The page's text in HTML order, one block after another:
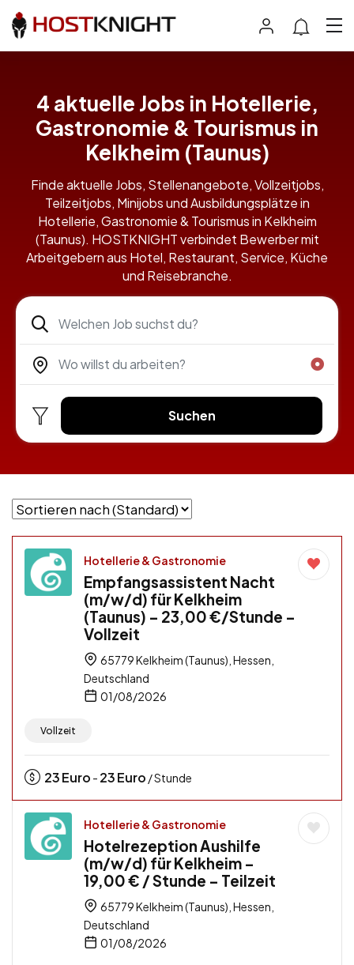
4 aktuelle Jobs in Hotellerie,
Gastronomie & Tourismus in
Kelkheim (Taunus)
Finde aktuelle Jobs, Stellenangebote, Vollzeitjobs,
Teilzeitjobs, Minijobs und Ausbildungsplätze in
Hotellerie, Gastronomie & Tourismus in Kelkheim
(Taunus). HOSTKNIGHT verbindet Bewerber mit
Arbeitgebern aus Hotel, Restaurant, Service, Küche
und Reisebranche.
Suchen
Hotellerie & Gastronomie
Empfangsassistent Nacht
(m/w/d) für Kelkheim
(Taunus) – 23,00 €/Stunde –
Vollzeit
65779 Kelkheim (Taunus), Hessen,
Deutschland
01/08/2026
Vollzeit
23Euro - 23Euro / Stunde
Hotellerie & Gastronomie
Hotelrezeption Aushilfe
(m/w/d) für Kelkheim –
19,00 € / Stunde – Teilzeit
65779 Kelkheim (Taunus), Hessen,
Deutschland
01/08/2026